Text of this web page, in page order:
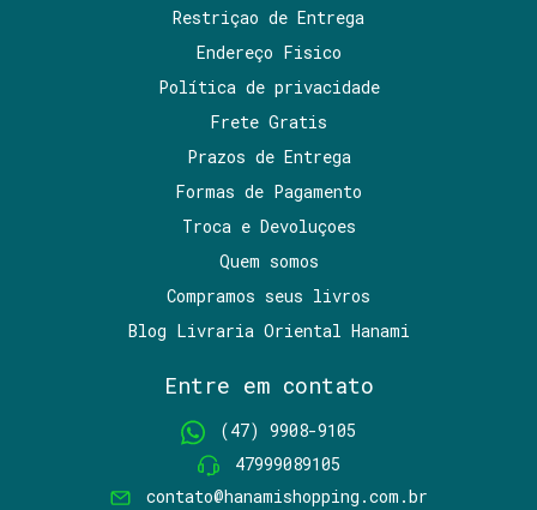
Restriçao de Entrega
Endereço Fisico
Política de privacidade
Frete Gratis
Prazos de Entrega
Formas de Pagamento
Troca e Devoluçoes
Quem somos
Compramos seus livros
Blog Livraria Oriental Hanami
Entre em contato
(47) 9908-9105
47999089105
contato@hanamishopping.com.br